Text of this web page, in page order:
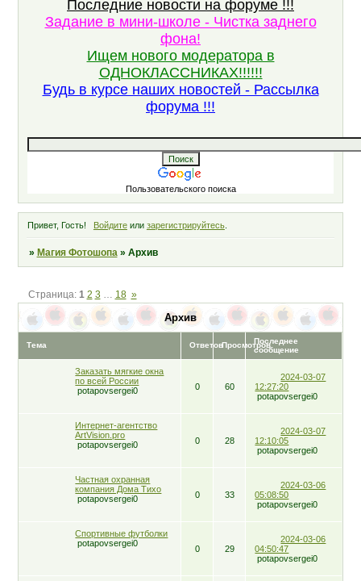
Последние новости на форуме !!!
Задание в мини-школе - Чистка заднего
фона!
Ищем нового модератора в
ОДНОКЛАССНИКАХ!!!!!!
Будь в курсе наших новостей - Рассылка
форума !!!
Пользовательского поиска
Привет, Гость! Войдитеили зарегистрируйтесь.
» Магия Фотошопа » Архив
Архив
Страница: 1 2 3 18 »
Тема ОтветовПросмотровПоследнее
сообщение
Заказать мягкие окна
по всей России
potapovsergei0
0 60
2024-03-07
12:27:20
potapovsergei0
Интернет-агентство
ArtVision.pro
potapovsergei0
0 28
2024-03-07
12:10:05
potapovsergei0
Частная охранная
компания Дома Тихо
potapovsergei0
0 33
2024-03-06
05:08:50
potapovsergei0
Спортивные футболки
potapovsergei0
0 29
2024-03-06
04:50:47
potapovsergei0